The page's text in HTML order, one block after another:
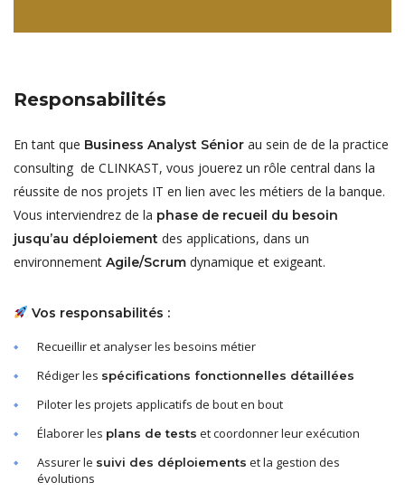
Responsabilités
En tant que Business Analyst Sénior au sein de de la practice
consulting de CLINKAST, vous jouerez un rôle central dans la
réussite de nos projets IT en lien avec les métiers de la banque.
Vous interviendrez de la phase de recueil du besoin
jusqu’au déploiement des applications, dans un
environnement Agile/Scrum dynamique et exigeant.
Vos responsabilités :
Recueillir et analyser les besoins métier
Rédiger les spécifications fonctionnelles détaillées
Piloter les projets applicatifs de bout en bout
Élaborer les plans de tests et coordonner leur exécution
Assurer le suivi des déploiements et la gestion des
évolutions